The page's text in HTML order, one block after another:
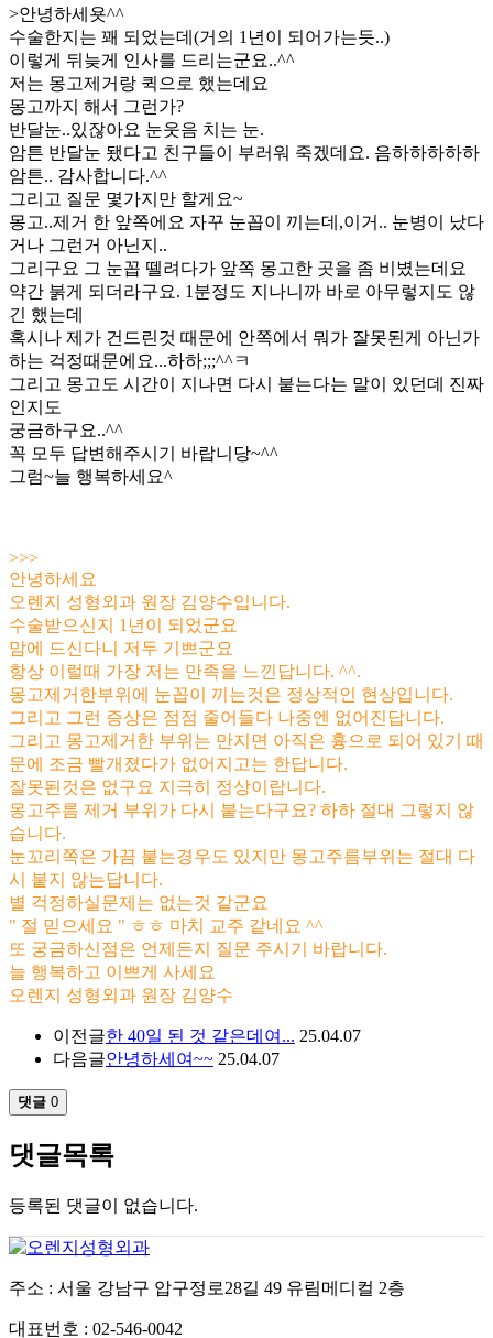
>안녕하세욧^^
수술한지는 꽤 되었는데(거의 1년이 되어가는듯..)
이렇게 뒤늦게 인사를 드리는군요..^^
저는 몽고제거랑 퀵으로 했는데요
몽고까지 해서 그런가?
반달눈..있잖아요 눈웃음 치는 눈.
암튼 반달눈 됐다고 친구들이 부러워 죽겠데요. 음하하하하하
암튼.. 감사합니다.^^
그리고 질문 몇가지만 할게요~
몽고..제거 한 앞쪽에요 자꾸 눈꼽이 끼는데,이거.. 눈병이 났다
거나 그런거 아닌지..
그리구요 그 눈꼽 뗄려다가 앞쪽 몽고한 곳을 좀 비볐는데요
약간 붉게 되더라구요. 1분정도 지나니까 바로 아무렇지도 않
긴 했는데
혹시나 제가 건드린것 때문에 안쪽에서 뭐가 잘못된게 아닌가
하는 걱정때문에요...하하;;;^^ㅋ
그리고 몽고도 시간이 지나면 다시 붙는다는 말이 있던데 진짜
인지도
궁금하구요..^^
꼭 모두 답변해주시기 바랍니당~^^
그럼~늘 행복하세요^
>>>
안녕하세요
오렌지 성형외과 원장 김양수입니다.
수술받으신지 1년이 되었군요
맘에 드신다니 저두 기쁘군요
항상 이럴때 가장 저는 만족을 느낀답니다. ^^.
몽고제거한부위에 눈꼽이 끼는것은 정상적인 현상입니다.
그리고 그런 증상은 점점 줄어들다 나중엔 없어진답니다.
그리고 몽고제거한 부위는 만지면 아직은 흉으로 되어 있기 때
문에 조금 빨개졌다가 없어지고는 한답니다.
잘못된것은 없구요 지극히 정상이랍니다.
몽고주름 제거 부위가 다시 붙는다구요? 하하 절대 그렇지 않
습니다.
눈꼬리쪽은 가끔 붙는경우도 있지만 몽고주름부위는 절대 다
시 붙지 않는답니다.
별 걱정하실문제는 없는것 같군요
" 절 믿으세요 " ㅎㅎ 마치 교주 같네요 ^^
또 궁금하신점은 언제든지 질문 주시기 바랍니다.
늘 행복하고 이쁘게 사세요
오렌지 성형외과 원장 김양수
이전글한 40일 된 것 같은데여... 25.04.07
다음글안녕하세여~~ 25.04.07
댓글 0
댓글목록
등록된 댓글이 없습니다.
주소 : 서울 강남구 압구정로28길 49 유림메디컬 2층
대표번호 : 02-546-0042